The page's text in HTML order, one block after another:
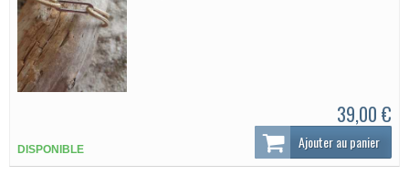
39,00 €
DISPONIBLE Ajouter au panier